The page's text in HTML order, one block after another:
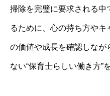
掃除を完璧に要求される中
るために、心の持ち方や
の価値や成長を確認しなが
ない“保育士らしい働き方”